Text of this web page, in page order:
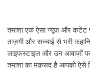
तमाशा एक ऐसा न्यूज़ और कंटेंट
ताज़गी और सच्चाई से भरी
लाइफस्टाइल और उन आवाज़ों
तमाशा का मक़सद है आपको ऐसे